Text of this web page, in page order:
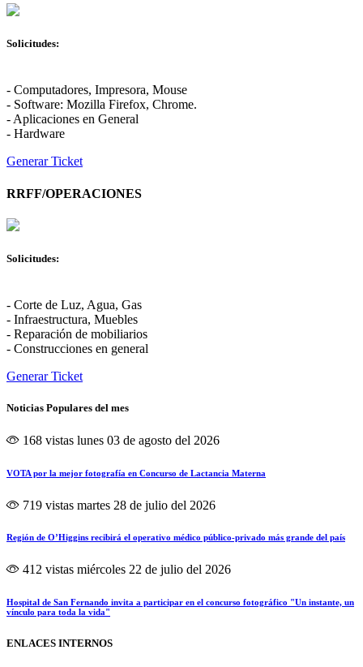
Solicitudes:
- Computadores, Impresora, Mouse
- Software: Mozilla Firefox, Chrome.
- Aplicaciones en General
- Hardware
Generar Ticket
RRFF/OPERACIONES
Solicitudes:
- Corte de Luz, Agua, Gas
- Infraestructura, Muebles
- Reparación de mobiliarios
- Construcciones en general
Generar Ticket
Noticias Populares del mes
168 vistas lunes 03 de agosto del 2026
VOTA por la mejor fotografía en Concurso de Lactancia Materna
719 vistas martes 28 de julio del 2026
Región de O’Higgins recibirá el operativo médico público-privado más grande del país
412 vistas miércoles 22 de julio del 2026
Hospital de San Fernando invita a participar en el concurso fotográfico "Un instante, un
vínculo para toda la vida"
ENLACES INTERNOS